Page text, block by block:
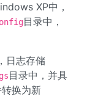
XP中，
目录中，
日志存储
目录中，并具
换为新